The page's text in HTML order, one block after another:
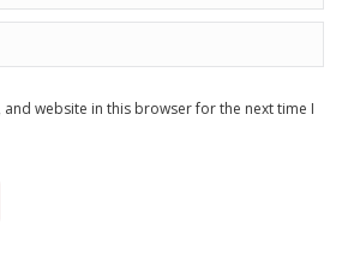
and website in this browser for the next time I